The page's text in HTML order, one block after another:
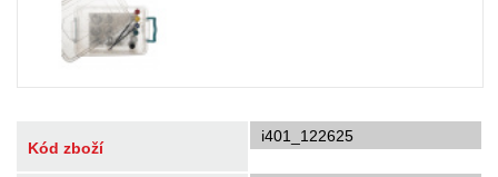
Kód zboží
i401_122625